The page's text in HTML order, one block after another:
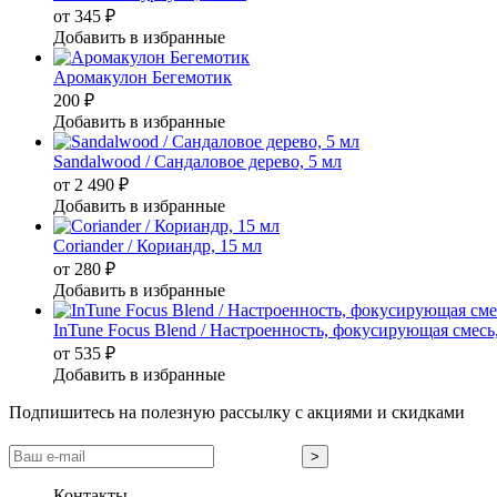
от 345 ₽
Добавить в избранные
Аромакулон Бегемотик
200 ₽
Добавить в избранные
Sandalwood / Сандаловое дерево, 5 мл
от 2 490 ₽
Добавить в избранные
Coriander / Кориандр, 15 мл
от 280 ₽
Добавить в избранные
InTune Focus Blend / Настроенность, фокусирующая
от 535 ₽
Добавить в избранные
Подпишитесь на полезную рассылку с акциями и скидками